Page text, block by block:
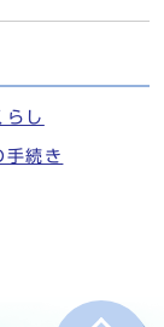
らし
手続き